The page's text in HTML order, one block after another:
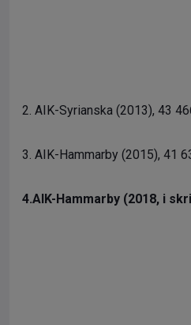
2. AIK-Syrianska (2013), 43
3. AIK-Hammarby (2015), 41
4.AIK-Hammarby (2018, i